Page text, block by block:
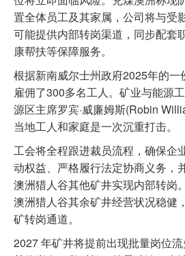
置全体员工及其家属，公司将与受
可能提供内部转岗渠道，同步配套
康帮扶等保障服务。
根据新南威尔士州政府2025年的
雇佣了300多名工人。矿业与能源
源区主席罗宾·威廉姆斯(Robin
当地工人和家庭是一次沉重打击。
工会将全程跟进裁员流程，确保企
动权益、严格履行法定协商义务，
澳洲猎人谷其他矿井实现内部转岗
澳洲猎人谷其余矿井经营状况稳健
矿转岗通道。
2027 年矿井将提前出现批量岗位